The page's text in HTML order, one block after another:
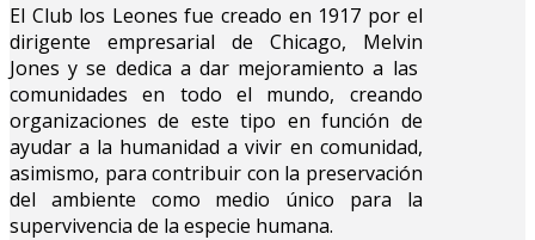
El Club los Leones fue creado en 1917 por el
dirigente empresarial de Chicago, Melvin
Jones y se dedica a dar mejoramiento a las
comunidades en todo el mundo, creando
organizaciones de este tipo en función de
ayudar a la humanidad a vivir en comunidad,
asimismo, para contribuir con la preservación
del ambiente como medio único para la
supervivencia de la especie humana.